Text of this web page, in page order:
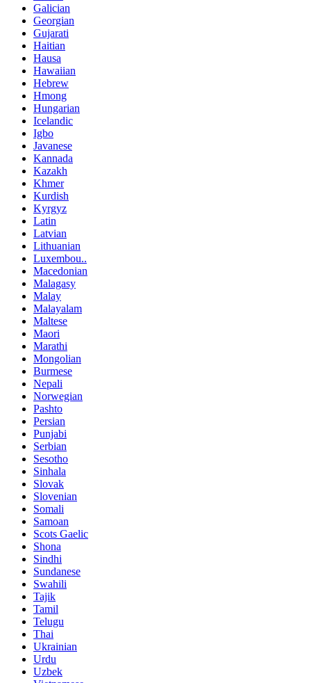
Galician
Georgian
Gujarati
Haitian
Hausa
Hawaiian
Hebrew
Hmong
Hungarian
Icelandic
Igbo
Javanese
Kannada
Kazakh
Khmer
Kurdish
Kyrgyz
Latin
Latvian
Lithuanian
Luxembou..
Macedonian
Malagasy
Malay
Malayalam
Maltese
Maori
Marathi
Mongolian
Burmese
Nepali
Norwegian
Pashto
Persian
Punjabi
Serbian
Sesotho
Sinhala
Slovak
Slovenian
Somali
Samoan
Scots Gaelic
Shona
Sindhi
Sundanese
Swahili
Tajik
Tamil
Telugu
Thai
Ukrainian
Urdu
Uzbek